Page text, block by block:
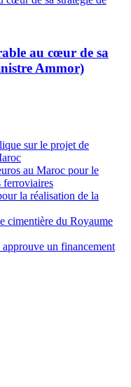
au cœur de sa
Ammor)
sur le projet de
au Maroc pour le
ferroviaires
la réalisation de la
cimentière du Royaume
un financement